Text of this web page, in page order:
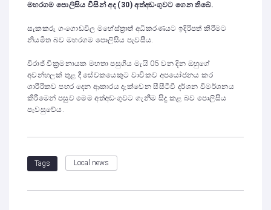
මහරගම පොලිසිය විසින් අද (30) අත්අඩංගුවට ගෙන තිබේ.
සැකකරු ගංගොඩවිල මහේස්ත්‍රාත් අධිකරණයට ඉදිරිපත් කිරීමට
නියමිත බව මහරගම පොලිසිය පැවසීය.
විරාජ් වික්‍රමනායක මහතා පසුගිය මැයි 05 වන දින ඔහුගේ
අවන්හලක් තුළ දී සේවකයෙකුට වාචිකව අපයෝජනය කර
ශාරීරිකව පහර දෙන ආකාරය දැක්වෙන සීසීටීවී දර්ශන විමර්ශනය
කිරීමෙන් පසුව මෙම අත්අඩංගුවට ගැනීම සිදු කළ බව පොලිසිය
පැවසුවේය.
Tags Local news